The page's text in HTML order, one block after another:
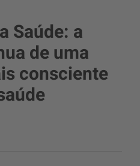
Saúde: a
de uma
consciente